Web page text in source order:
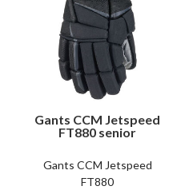
Gants CCM Jetspeed
FT880 senior
Gants CCM Jetspeed
FT880